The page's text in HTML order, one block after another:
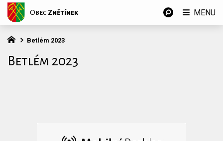
Betlém 2023
Betlém 2023
Obec Znětínek MENU